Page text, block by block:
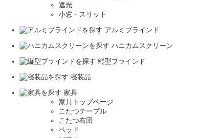
遮光
小窓・スリット
アルミブラインド
ハニカムスクリーン
縦型ブラインド
寝装品
家具
家具トップページ
こたつテーブル
こたつ布団
ベッド